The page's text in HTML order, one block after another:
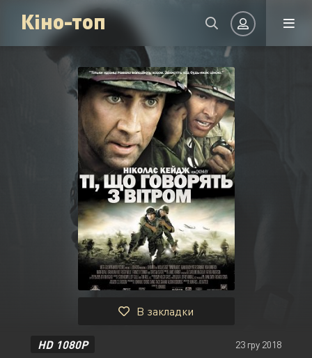
Кіно-топ
Запам'ятати
УВІЙТИ НА САЙТ
Відновити пароль
Або увійти через
В закладки
HD 1080P 23 гру 2018